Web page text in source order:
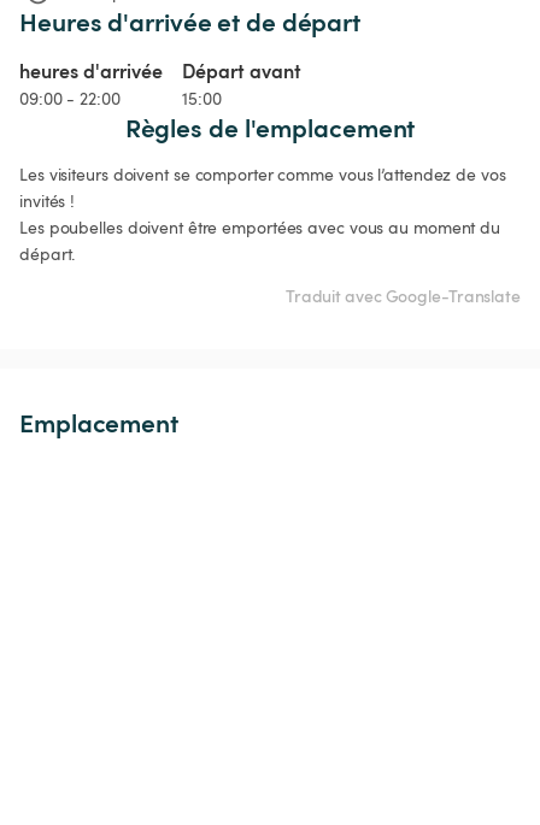
Heures d'arrivée et de départ
heures d'arrivée
09:00 - 22:00
Départ avant
15:00
Règles de l'emplacement
Les visiteurs doivent se comporter comme vous l’attendez de vos
invités !
Les poubelles doivent être emportées avec vous au moment du
départ.
Traduit avec Google-Translate
Emplacement